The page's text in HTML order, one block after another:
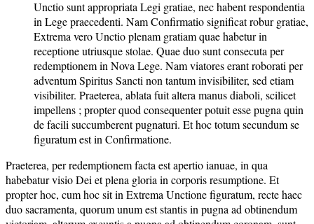
Unctio sunt appropriata Legi gratiae, nec habent respondentia
in Lege praecedenti. Nam Confirmatio significat robur gratiae,
Extrema vero Unctio plenam gratiam quae habetur in
receptione utriusque stolae. Quae duo sunt consecuta per
redemptionem in Nova Lege. Nam viatores erant roborati per
adventum Spiritus Sancti non tantum invisibiliter, sed etiam
visibiliter. Praeterea, ablata fuit altera manus diaboli, scilicet
impellens ; propter quod consequenter potuit esse pugna quin
de facili succumberent pugnaturi. Et hoc totum secundum se
figuratum est in Confirmatione.
Praeterea, per redemptionem facta est apertio ianuae, in qua
habebatur visio Dei et plena gloria in corporis resumptione. Et
propter hoc, cum hoc sit in Extrema Unctione figuratum, recte haec
duo sacramenta, quorum unum est stantis in pugna ad obtinendum